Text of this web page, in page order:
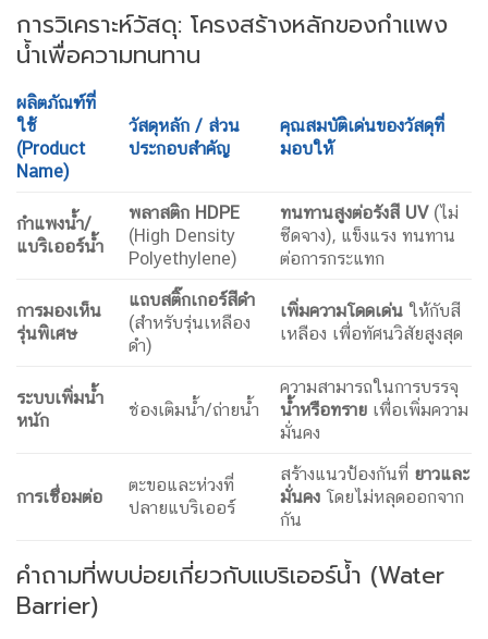
การวิเคราะห์วัสดุ: โครงสร้างหลักของกำแพง
น้ำเพื่อความทนทาน
ผลิตภัณฑ์ที่
ใช้
(Product
Name)
วัสดุหลัก / ส่วน
ประกอบสำคัญ
คุณสมบัติเด่นของวัสดุที่
มอบให้
กำแพงน้ำ/
แบริเออร์น้ำ
พลาสติก HDPE
(High Density
Polyethylene)
ทนทานสูงต่อรังสี UV(ไม่
ซีดจาง), แข็งแรง ทนทาน
ต่อการกระแทก
การมองเห็น
รุ่นพิเศษ
แถบสติ๊กเกอร์สีดำ
(สำหรับรุ่นเหลือง
ดำ)
เพิ่มความโดดเด่น ให้กับสี
เหลือง เพื่อทัศนวิสัยสูงสุด
ระบบเพิ่มน้ำ
หนัก
ช่องเติมน้ำ/ถ่ายน้ำ
ความสามารถในการบรรจุ
น้ำหรือทราย เพื่อเพิ่มความ
มั่นคง
การเชื่อมต่อ
ตะขอและห่วงที่
ปลายแบริเออร์
สร้างแนวป้องกันที่ ยาวและ
มั่นคง โดยไม่หลุดออกจาก
กัน
คำถามที่พบบ่อยเกี่ยวกับแบริเออร์น้ำ (Water
Barrier)